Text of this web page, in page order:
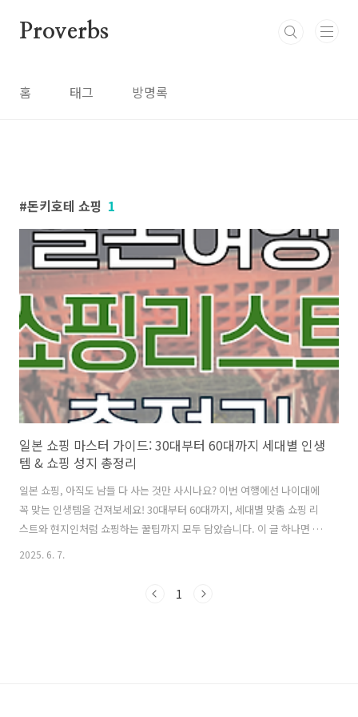
Proverbs
홈 태그 방명록
돈키호테 쇼핑 1
일본 쇼핑 마스터 가이드: 30대부터 60대까지 세대별 인생
템 & 쇼핑 성지 총정리
일본 쇼핑, 아직도 남들 다 사는 것만 사시나요? 이번 여행에선 나이대에
꼭 맞는 인생템을 건져보세요! 30대부터 60대까지, 세대별 맞춤 쇼핑 리
스트와 현지인처럼 쇼핑하는 꿀팁까지 모두 담았습니다. 이 글 하나면 당
신도 일본 쇼핑 마스터! 🛍️엔저 현상으로 일본 여행 떠나는 분들 정말 많
행기 값은 아껴도 쇼핑은 포기 못 하는 게 우리잖아요. 맛있는 음식, 아름
2025. 6. 7.
1